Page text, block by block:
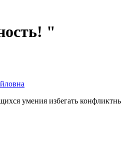
"
умения избегать